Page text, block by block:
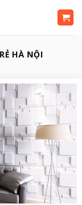
HÀ NỘI